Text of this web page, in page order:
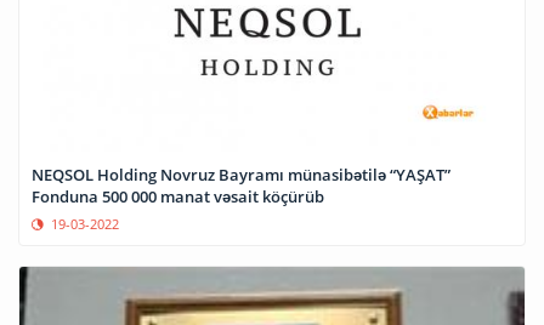
NEQSOL Holding Novruz Bayramı münasibətilə “YAŞAT”
Fonduna 500 000 manat vəsait köçürüb
19-03-2022